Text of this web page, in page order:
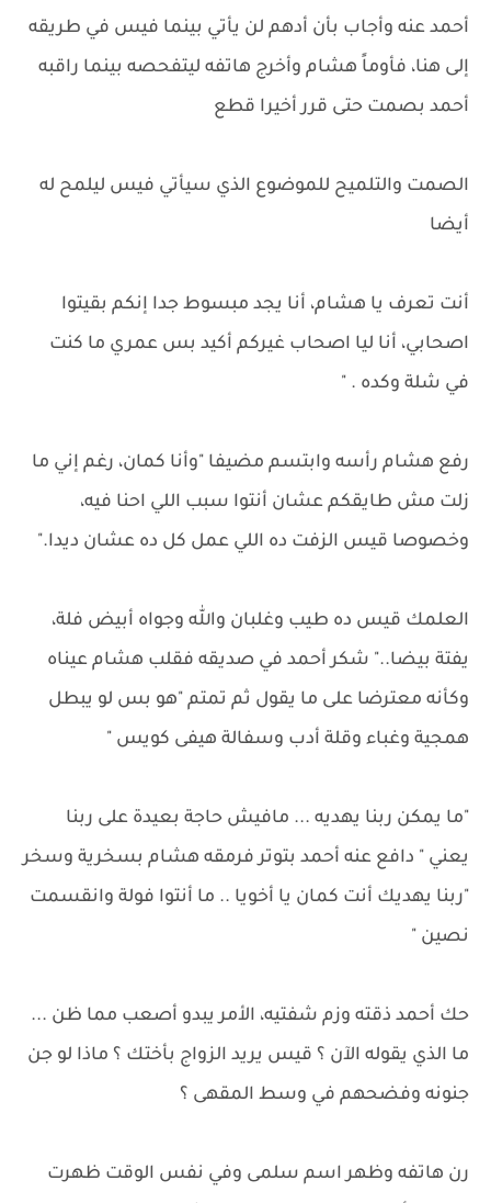
أحمد عنه وأجاب بأن أدهم لن يأتي بينما فيس في طريقه
إلى هنا، فأوماً هشام وأخرج هاتفه ليتفحصه بينما راقبه
أحمد بصمت حتى قرر أخيرا قطع
الصمت والتلميح للموضوع الذي سيأتي فيس ليلمح له
أيضا
أنت تعرف يا هشام، أنا يجد مبسوط جدا إنكم بقيتوا
اصحابي، أنا ليا اصحاب غيركم أكيد بس عمري ما كنت
في شلة وكده . "
رفع هشام رأسه وابتسم مضيفا "وأنا كمان، رغم إني ما
زلت مش طايقكم عشان أنتوا سبب اللي احنا فيه،
وخصوصا قيس الزفت ده اللي عمل كل ده عشان ديدا."
العلمك قيس ده طيب وغلبان والله وجواه أبيض فلة،
يفتة بيضا.." شكر أحمد في صديقه فقلب هشام عيناه
وكأنه معترضا على ما يقول ثم تمتم "هو بس لو يبطل
همجية وغباء وقلة أدب وسفالة هيفى كويس "
"ما يمكن ربنا يهديه ... مافيش حاجة بعيدة على ربنا
يعني " دافع عنه أحمد بتوتر فرمقه هشام بسخرية وسخر
"ربنا يهديك أنت كمان يا أخويا .. ما أنتوا فولة وانقسمت
نصين "
حك أحمد ذقته وزم شفتيه، الأمر يبدو أصعب مما ظن ...
ما الذي يقوله الآن ؟ قيس يريد الزواج بأختك ؟ ماذا لو جن
جنونه وفضحهم في وسط المقهى ؟
رن هاتفه وظهر اسم سلمى وفي نفس الوقت ظهرت